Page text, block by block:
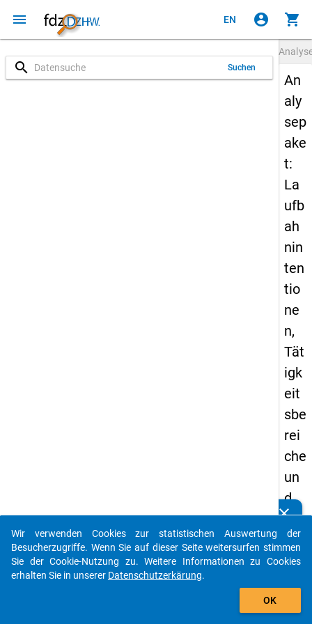
menu EN account_circle shopping_cart
search Suchen
An
aly
sep
ake
t:
La
ufb
ah
nin
ten
tio
ne
n,
Tät
igk
eit
sbe
rei
che
un
d
Ber
ufs
erf
clear
Kennen Sie Publikationen, die auf Basis unserer
Analysepakete entstanden sind? Dann teilen Sie uns
diese bitte mit...
auto_stories
Wir verwenden Cookies zur statistischen Auswertung der
Besucherzugriffe. Wenn Sie auf dieser Seite weitersurfen stimmen
Sie der Cookie-Nutzung zu. Weitere Informationen zu Cookies
erhalten Sie in unserer Datenschutzerkärung.
OK